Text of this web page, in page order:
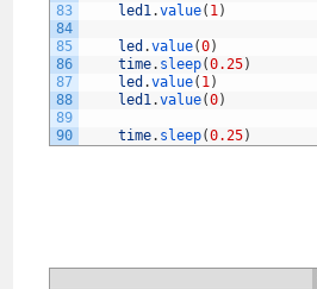
83
84
85
86
87
88
89
90
led1.value( 1)
led .value(0)
time. sleep(0.25)
led .value( 1)
led1.value(0)
time. sleep(0.25)